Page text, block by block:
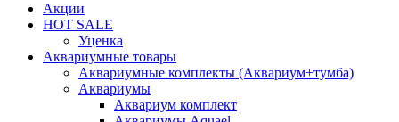
Акции
HOT SALE
Уценка
Аквариумные товары
Аквариумные комплекты (Аквариум+тумба)
Аквариумы
Аквариум комплект